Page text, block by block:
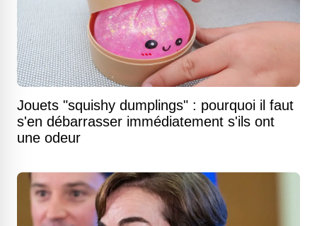
Jouets "squishy dumplings" : pourquoi il faut
s'en débarrasser immédiatement s'ils ont
une odeur